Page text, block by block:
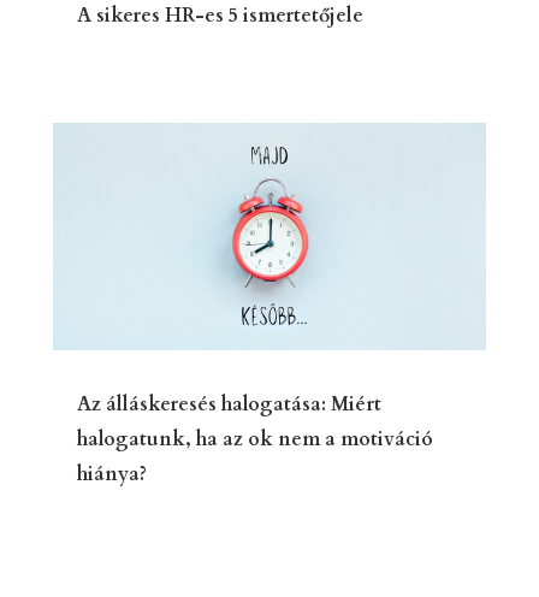
A sikeres HR-es 5 ismertetőjele
Az álláskeresés halogatása: Miért
halogatunk, ha az ok nem a motiváció
hiánya?